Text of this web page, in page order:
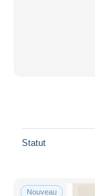
Statut
Nouveau